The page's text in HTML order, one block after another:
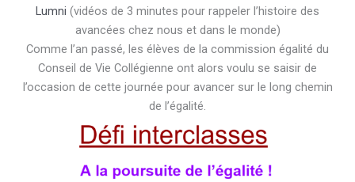
Lumni (vidéos de 3 minutes pour rappeler l’histoire des
avancées chez nous et dans le monde)
Comme l’an passé, les élèves de la commission égalité du
Conseil de Vie Collégienne ont alors voulu se saisir de
l’occasion de cette journée pour avancer sur le long chemin
de l’égalité.